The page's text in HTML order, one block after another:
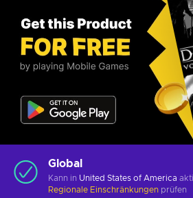
Global
Kann in United States of America
Regionale Einschränkungen prüfen